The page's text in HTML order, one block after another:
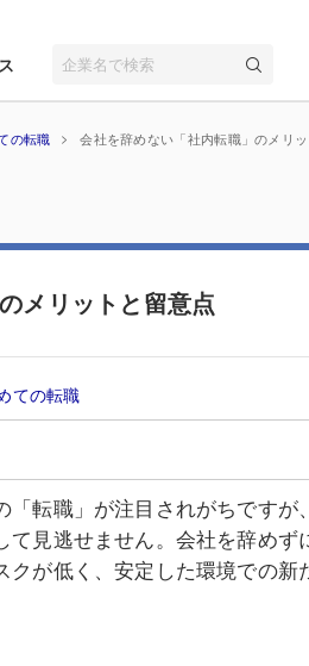
の転職 会社を辞めない「社内転職」のメリ
メリットと留意点
ての転職
転職」が注目されがちですが
見逃せません。会社を辞めず
が低く、安定した環境での新